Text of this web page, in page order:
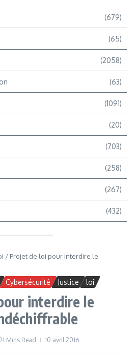
(679)
(65)
(2058)
(63)
(1091)
(20)
(703)
(258)
(267)
(432)
/ Projet de loi pour interdire le
Cybersécurité Justice loi
interdire le
1 Mins Read 10 avril 2016